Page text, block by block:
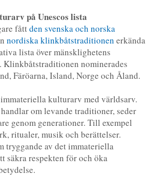
på Unescos lista
fåttden svenska och norska
nordiska klinkbåtstraditionen erkända
lista över mänsklighetens
nominerades
Färöarna, Island, Norge och Åland.
kulturarv med världsarv.
om levande traditioner, seder
genom generationer. Till exempel
ritualer, musik och berättelser.
tryggande av det immateriella
säkra respekten för och öka